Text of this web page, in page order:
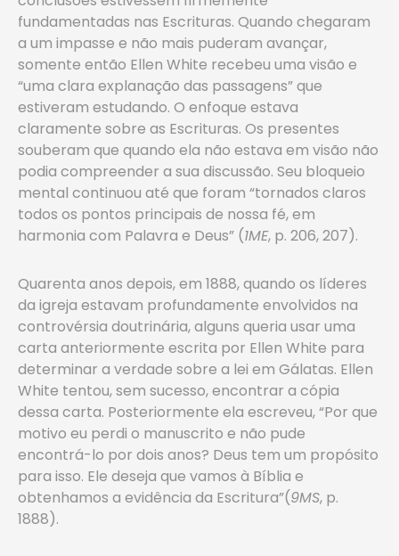
fundamentadas nas Escrituras. Quando chegaram
a um impasse e não mais puderam avançar,
somente então Ellen White recebeu uma visão e
“uma clara explanação das passagens” que
estiveram estudando. O enfoque estava
claramente sobre as Escrituras. Os presentes
souberam que quando ela não estava em visão não
podia compreender a sua discussão. Seu bloqueio
mental continuou até que foram “tornados claros
todos os pontos principais de nossa fé, em
harmonia com Palavra e Deus” (1ME, p. 206, 207).
Quarenta anos depois, em 1888, quando os líderes
da igreja estavam profundamente envolvidos na
controvérsia doutrinária, alguns queria usar uma
carta anteriormente escrita por Ellen White para
determinar a verdade sobre a lei em Gálatas. Ellen
White tentou, sem sucesso, encontrar a cópia
dessa carta. Posteriormente ela escreveu, “Por que
motivo eu perdi o manuscrito e não pude
encontrá-lo por dois anos? Deus tem um propósito
para isso. Ele deseja que vamos à Bíblia e
obtenhamos a evidência da Escritura”(9MS, p.
1888).